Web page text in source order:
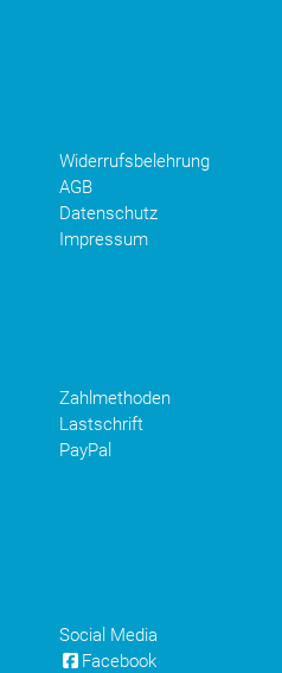
Widerrufsbelehrung
AGB
Datenschutz
Impressum
Zahlmethoden
Lastschrift
PayPal
Social Media
Facebook